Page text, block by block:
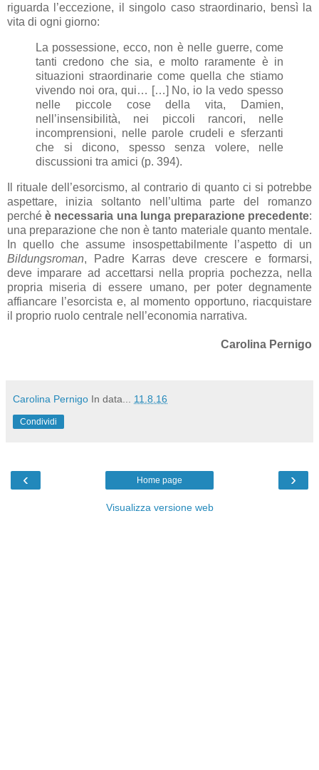
riguarda l’eccezione, il singolo caso straordinario, bensì la
vita di ogni giorno:
La possessione, ecco, non è nelle guerre, come
tanti credono che sia, e molto raramente è in
situazioni straordinarie come quella che stiamo
vivendo noi ora, qui… […] No, io la vedo spesso
nelle piccole cose della vita, Damien,
nell’insensibilità, nei piccoli rancori, nelle
incomprensioni, nelle parole crudeli e sferzanti
che si dicono, spesso senza volere, nelle
discussioni tra amici (p. 394).
Il rituale dell’esorcismo, al contrario di quanto ci si potrebbe
aspettare, inizia soltanto nell’ultima parte del romanzo
perchéè necessaria una lunga preparazione precedente:
una preparazione che non è tanto materiale quanto mentale.
In quello che assume insospettabilmente l’aspetto di un
Bildungsroman, Padre Karras deve crescere e formarsi,
deve imparare ad accettarsi nella propria pochezza, nella
propria miseria di essere umano, per poter degnamente
affiancare l’esorcista e, al momento opportuno, riacquistare
il proprio ruolo centrale nell’economia narrativa.
Carolina Pernigo
Carolina Pernigo In data... 11.8.16
Condividi
‹ ›
Home page
Visualizza versione web